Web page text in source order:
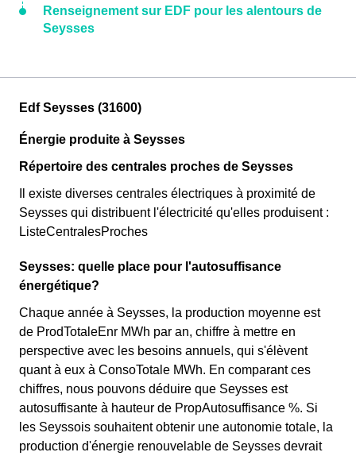
Renseignement sur EDF pour les alentours de
Seysses
Edf Seysses (31600)
Énergie produite à Seysses
Répertoire des centrales proches de Seysses
Il existe diverses centrales électriques à proximité de
Seysses qui distribuent l'électricité qu'elles produisent :
ListeCentralesProches
Seysses: quelle place pour l'autosuffisance
énergétique?
Chaque année à Seysses, la production moyenne est
de ProdTotaleEnr MWh par an, chiffre à mettre en
perspective avec les besoins annuels, qui s'élèvent
quant à eux à ConsoTotale MWh. En comparant ces
chiffres, nous pouvons déduire que Seysses est
autosuffisante à hauteur de PropAutosuffisance %. Si
les Seyssois souhaitent obtenir une autonomie totale, la
production d'énergie renouvelable de Seysses devrait